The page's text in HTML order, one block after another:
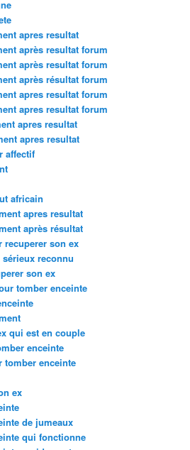
apres resultat
après resultat forum
après resultat forum
après résultat forum
apres resultat forum
apres resultat forum
apres resultat
apres resultat
affectif
africain
apres resultat
après résultat
son ex
reconnu
son ex
tomber enceinte
qui est en couple
enceinte
tomber enceinte
ex
de jumeaux
qui fonctionne